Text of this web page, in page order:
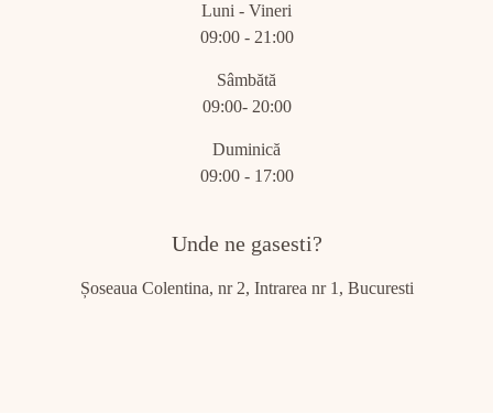
Luni - Vineri
09:00 - 21:00
Sâmbătă
09:00- 20:00
Duminică
09:00 - 17:00
Unde ne gasesti?
Șoseaua Colentina, nr 2, Intrarea nr 1, Bucuresti